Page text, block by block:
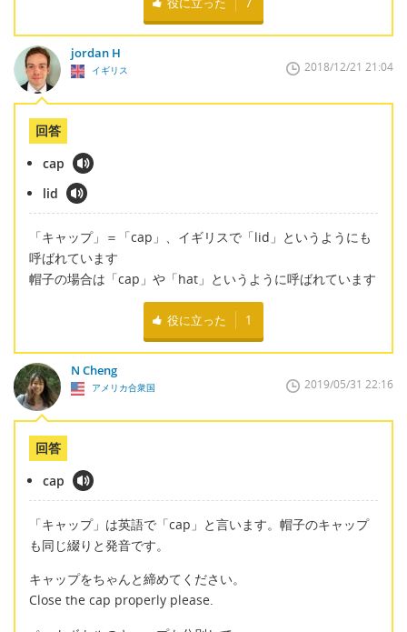
jordan H
イギリス 2018/12/21 21:04
回答
cap
lid
「キャップ」＝「cap」、イギリスで「lid」というようにも
呼ばれています
帽子の場合は「cap」や「hat」というように呼ばれています
役に立った 1
N Cheng
アメリカ合衆国 2019/05/31 22:16
回答
cap
「キャップ」は英語で「cap」と言います。帽子のキャップ
も同じ綴りと発音です。
キャップをちゃんと締めてください。
Close the cap properly please.